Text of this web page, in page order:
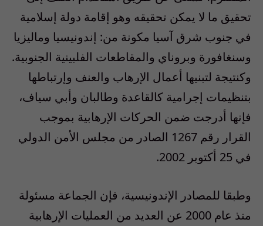
تحقيق ما لا يمكن تحقيقه وهو إقامة دولة إسلامية
في جنوب شرق آسيا مكونة من: إندونيسيا وماليزيا
وسنغافورة وبروناي والمقاطعات الفلبينية الجنوبية.
وكنتيجة لتبنيها أعمال الإرهاب والعنف وإرتباطها
بتنظيمات إجرامية كالقاعدة وطالبان وأبي سياف،
فإنها أدرجت ضمن الحركات الإرهابية بموجب
القرار رقم 1267 الصادر من مجلس الأمن الدولي
في 25 أكتوبر 2002.
وطبقا للمصادر الإندونيسية، فإن الجماعة مسئولة
منذ عام 2000 عن العديد من العمليات الإرهابية